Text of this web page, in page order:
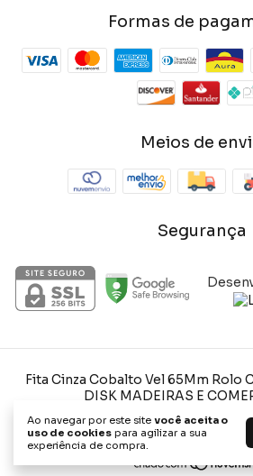
Ao navegar por este site você aceita o
uso de cookies para agilizar a sua
experiência de compra.
Formas de
Meios de
Segurança
Fita Cinza Cobalto Vel 65Mm Rolo
DISK MADEIRAS E
©2026. Disk Madeiras e Comercio Ltda -
os direitos